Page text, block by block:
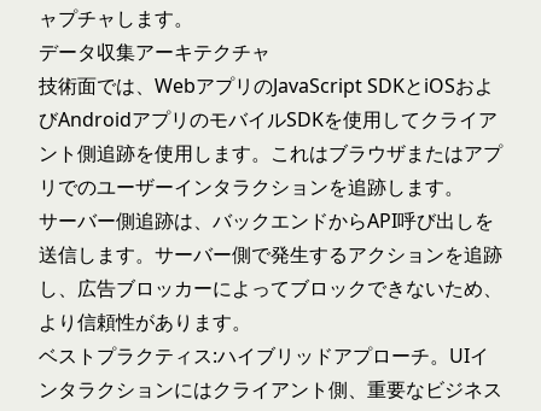
ャプチャします。
データ収集アーキテクチャ
技術面では、WebアプリのJavaScript SDKとiOSおよ
びAndroidアプリのモバイルSDKを使用してクライア
ント側追跡を使用します。これはブラウザまたはアプ
リでのユーザーインタラクションを追跡します。
サーバー側追跡は、バックエンドからAPI呼び出しを
送信します。サーバー側で発生するアクションを追跡
し、広告ブロッカーによってブロックできないため、
より信頼性があります。
ベストプラクティス:ハイブリッドアプローチ。UIイ
ンタラクションにはクライアント側、重要なビジネス